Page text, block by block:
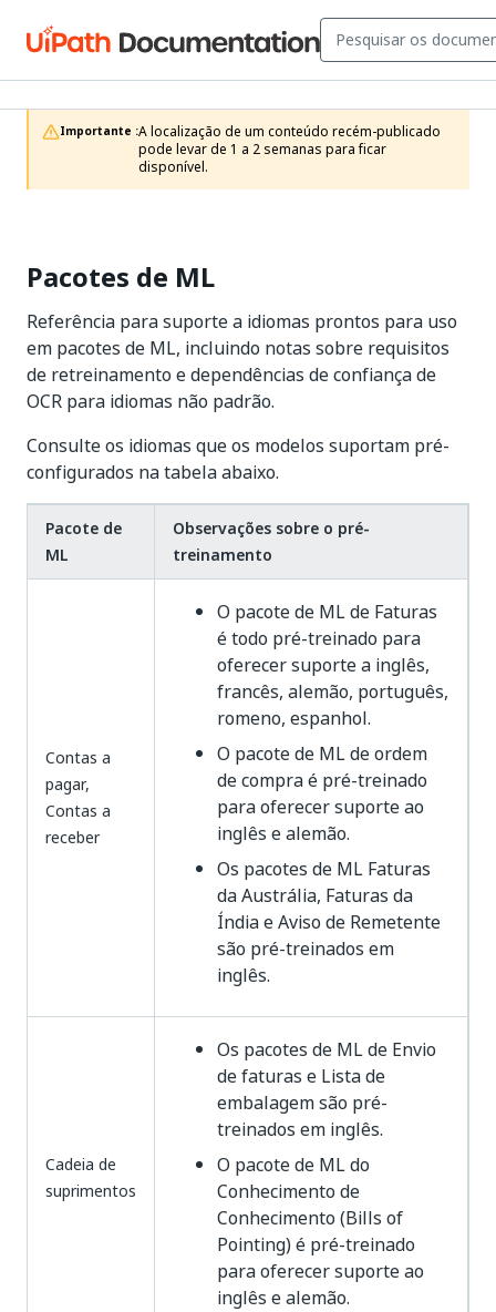
Importante :A localização de um conteúdo recém-publicado
pode levar de 1 a 2 semanas para ficar
disponível.
Pacotes de ML
Referência para suporte a idiomas prontos para uso
em pacotes de ML, incluindo notas sobre requisitos
de retreinamento e dependências de confiança de
OCR para idiomas não padrão.
Consulte os idiomas que os modelos suportam pré-
configurados na tabela abaixo.
Pacote de
ML
Observações sobre o pré-
treinamento
Contas a
pagar,
Contas a
receber
O pacote de ML de Faturas
é todo pré-treinado para
oferecer suporte a inglês,
francês, alemão, português,
romeno, espanhol.
O pacote de ML de ordem
de compra é pré-treinado
para oferecer suporte ao
inglês e alemão.
Os pacotes de ML Faturas
da Austrália, Faturas da
Índia e Aviso de Remetente
são pré-treinados em
inglês.
Cadeia de
suprimentos
Os pacotes de ML de Envio
de faturas e Lista de
embalagem são pré-
treinados em inglês.
O pacote de ML do
Conhecimento de
Conhecimento (Bills of
Pointing) é pré-treinado
para oferecer suporte ao
inglês e alemão.